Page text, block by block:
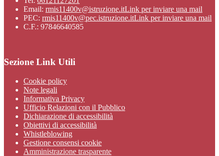
Email: rmis11400v@istruzione.itLink per inviare una mail
PEC: rmis11400v@pec.istruzione.itLink per inviare una mail
C.F.: 97846640585
Sezione Link Utili
Cookie policy
Note legali
Informativa Privacy
Ufficio Relazioni con il Pubblico
Dichiarazione di accessibilità
Obiettivi di accessibilità
Whistleblowing
Gestione consensi cookie
Amministrazione trasparente